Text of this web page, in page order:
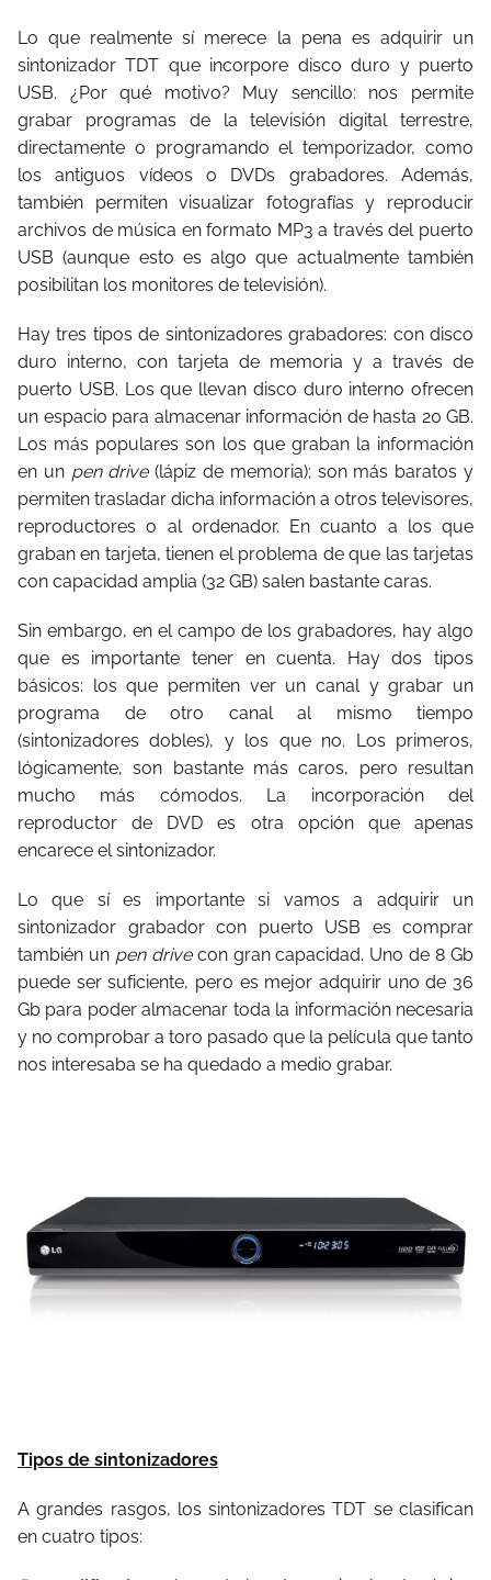
Lo que realmente sí merece la pena es adquirir un
sintonizador TDT que incorpore disco duro y puerto
USB. ¿Por qué motivo? Muy sencillo: nos permite
grabar programas de la televisión digital terrestre,
directamente o programando el temporizador, como
los antiguos vídeos o DVDs grabadores. Además,
también permiten visualizar fotografías y reproducir
archivos de música en formato MP3 a través del puerto
USB (aunque esto es algo que actualmente también
posibilitan los monitores de televisión).
Hay tres tipos de sintonizadores grabadores: con disco
duro interno, con tarjeta de memoria y a través de
puerto USB. Los que llevan disco duro interno ofrecen
un espacio para almacenar información de hasta 20 GB.
Los más populares son los que graban la información
en un pen drive(lápiz de memoria); son más baratos y
permiten trasladar dicha información a otros televisores,
reproductores o al ordenador. En cuanto a los que
graban en tarjeta, tienen el problema de que las tarjetas
con capacidad amplia (32 GB) salen bastante caras.
Sin embargo, en el campo de los grabadores, hay algo
que es importante tener en cuenta. Hay dos tipos
básicos: los que permiten ver un canal y grabar un
programa de otro canal al mismo tiempo
(sintonizadores dobles), y los que no. Los primeros,
lógicamente, son bastante más caros, pero resultan
mucho más cómodos. La incorporación del
reproductor de DVD es otra opción que apenas
encarece el sintonizador.
Lo que sí es importante si vamos a adquirir un
sintonizador grabador con puerto USB es comprar
también un pen drivecon gran capacidad. Uno de 8 Gb
puede ser suficiente, pero es mejor adquirir uno de 36
Gb para poder almacenar toda la información necesaria
y no comprobar a toro pasado que la película que tanto
nos interesaba se ha quedado a medio grabar.
Tipos de sintonizadores
A grandes rasgos, los sintonizadores TDT se clasifican
en cuatro tipos: